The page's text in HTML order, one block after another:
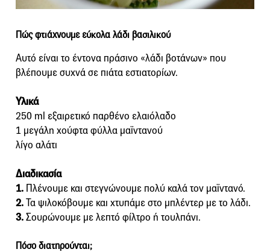
Πώς φτιάχνουμε εύκολα λάδι βασιλικού
Αυτό είναι το έντονα πράσινο «λάδι βοτάνων» που
βλέπουμε συχνά σε πιάτα εστιατορίων.
Υλικά
250 ml εξαιρετικό παρθένο ελαιόλαδο
1 μεγάλη χούφτα φύλλα μαϊντανού
λίγο αλάτι
Διαδικασία
1. Πλένουμε και στεγνώνουμε πολύ καλά τον μαϊντανό.
2.Τα ψιλοκόβουμε και χτυπάμε στο μπλέντερ με το λάδι.
3.Σουρώνουμε με λεπτό φίλτρο ή τουλπάνι.
Πόσο διατηρούνται;